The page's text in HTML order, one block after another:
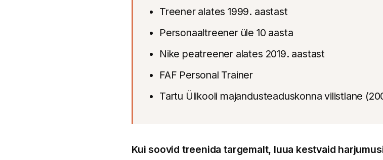
Treener alates 1999. aastast
Personaaltreener üle 10 aasta
Nike peatreener alates 2019. aastast
FAF Personal Trainer
Tartu Ülikooli majandusteaduskonna vilistlane
Kui soovid treenida targemalt, luua kestvaid